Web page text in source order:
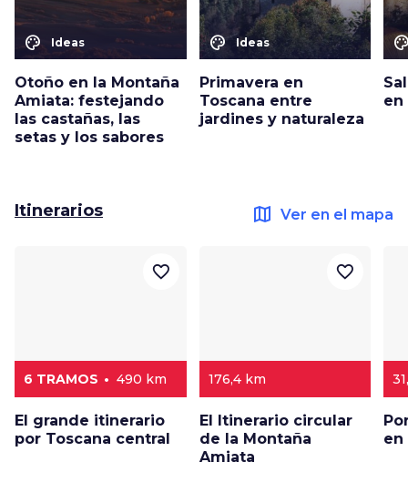
color_lens Ideas
Otoño en la Montaña
Amiata: festejando
las castañas, las
setas y los sabores
color_lens Ideas
Primavera en
Toscana entre
jardines y naturaleza
en
Itinerarios map Ver en el mapa
6 TRAMOS 490 km
El grande itinerario
por Toscana central
favorite_border
176,4 km
El Itinerario circular
de la Montaña
Amiata
favorite_border
en